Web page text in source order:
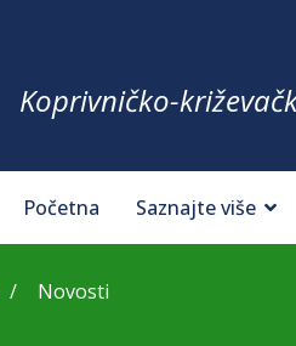
Koprivničko-
Početna Saznajte više
Novosti